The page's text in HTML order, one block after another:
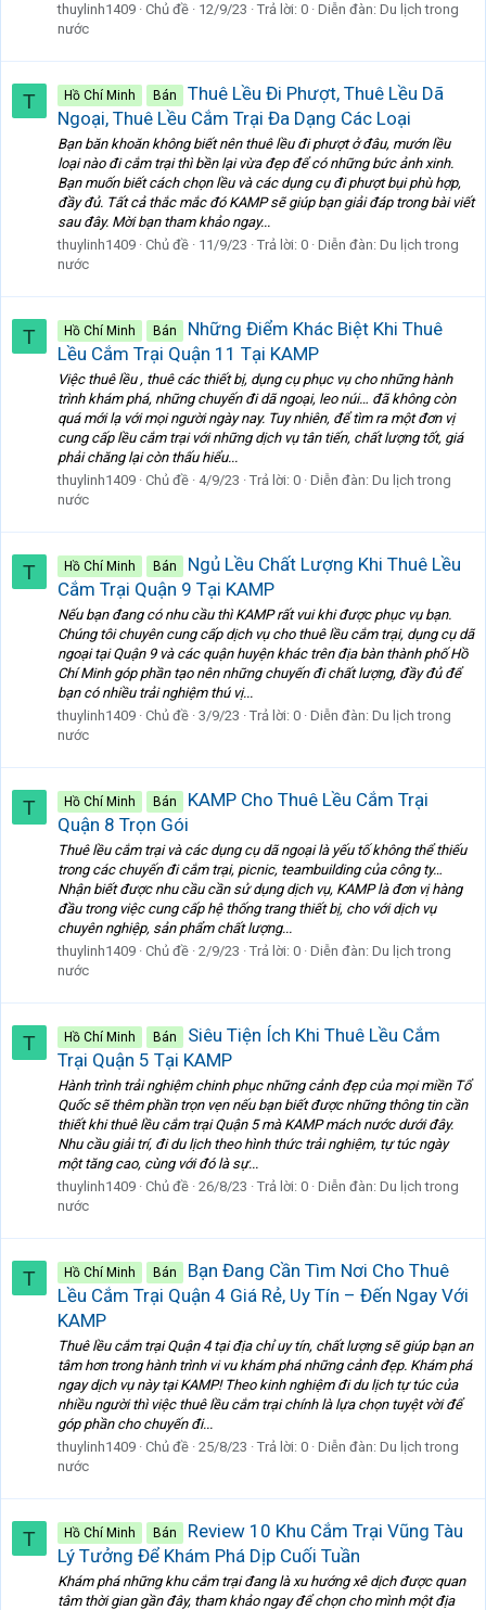
thuylinh1409 Chủ đề 12/9/23 Trả lời: 0 Diễn đàn: Du lịch trong
nước
T Hồ Chí Minh Bán
Thuê Lều Đi Phượt, Thuê Lều Dã
Ngoại, Thuê Lều Cắm Trại Đa Dạng Các Loại
Bạn băn khoăn không biết nên thuê lều đi phượt ở đâu, mướn lều
loại nào đi cắm trại thì bền lại vừa đẹp để có những bức ảnh xinh.
Bạn muốn biết cách chọn lều và các dụng cụ đi phượt bụi phù hợp,
đầy đủ. Tất cả thắc mắc đó KAMP sẽ giúp bạn giải đáp trong bài viết
sau đây. Mời bạn tham khảo ngay...
thuylinh1409 Chủ đề 11/9/23 Trả lời: 0 Diễn đàn: Du lịch trong
nước
T Hồ Chí Minh Bán
Những Điểm Khác Biệt Khi Thuê
Lều Cắm Trại Quận 11 Tại KAMP
Việc thuê lều , thuê các thiết bị, dụng cụ phục vụ cho những hành
trình khám phá, những chuyến đi dã ngoại, leo núi… đã không còn
quá mới lạ với mọi người ngày nay. Tuy nhiên, để tìm ra một đơn vị
cung cấp lều cắm trại với những dịch vụ tân tiến, chất lượng tốt, giá
phải chăng lại còn thấu hiểu...
thuylinh1409 Chủ đề 4/9/23 Trả lời: 0 Diễn đàn: Du lịch trong
nước
T Hồ Chí Minh Bán
Ngủ Lều Chất Lượng Khi Thuê Lều
Cắm Trại Quận 9 Tại KAMP
Nếu bạn đang có nhu cầu thì KAMP rất vui khi được phục vụ bạn.
Chúng tôi chuyên cung cấp dịch vụ cho thuê lều cắm trại, dụng cụ dã
ngoại tại Quận 9 và các quận huyện khác trên địa bàn thành phố Hồ
Chí Minh góp phần tạo nên những chuyến đi chất lượng, đầy đủ để
bạn có nhiều trải nghiệm thú vị...
thuylinh1409 Chủ đề 3/9/23 Trả lời: 0 Diễn đàn: Du lịch trong
nước
T Hồ Chí Minh Bán
KAMP Cho Thuê Lều Cắm Trại
Quận 8 Trọn Gói
Thuê lều cắm trại và các dụng cụ dã ngoại là yếu tố không thể thiếu
trong các chuyến đi cắm trại, picnic, teambuilding của công ty…
Nhận biết được nhu cầu cần sử dụng dịch vụ, KAMP là đơn vị hàng
đầu trong việc cung cấp hệ thống trang thiết bị, cho với dịch vụ
chuyên nghiệp, sản phẩm chất lượng...
thuylinh1409 Chủ đề 2/9/23 Trả lời: 0 Diễn đàn: Du lịch trong
nước
T Hồ Chí Minh Bán
Siêu Tiện Ích Khi Thuê Lều Cắm
Trại Quận 5 Tại KAMP
Hành trình trải nghiệm chinh phục những cảnh đẹp của mọi miền Tổ
Quốc sẽ thêm phần trọn vẹn nếu bạn biết được những thông tin cần
thiết khi thuê lều cắm trại Quận 5 mà KAMP mách nước dưới đây.
Nhu cầu giải trí, đi du lịch theo hình thức trải nghiệm, tự túc ngày
một tăng cao, cùng với đó là sự...
thuylinh1409 Chủ đề 26/8/23 Trả lời: 0 Diễn đàn: Du lịch trong
nước
T Hồ Chí Minh Bán
Bạn Đang Cần Tìm Nơi Cho Thuê
Lều Cắm Trại Quận 4 Giá Rẻ, Uy Tín – Đến Ngay Với
KAMP
Thuê lều cắm trại Quận 4 tại địa chỉ uy tín, chất lượng sẽ giúp bạn an
tâm hơn trong hành trình vi vu khám phá những cảnh đẹp. Khám phá
ngay dịch vụ này tại KAMP! Theo kinh nghiệm đi du lịch tự túc của
nhiều người thì việc thuê lều cắm trại chính là lựa chọn tuyệt vời để
góp phần cho chuyến đi...
thuylinh1409 Chủ đề 25/8/23 Trả lời: 0 Diễn đàn: Du lịch trong
nước
T Hồ Chí Minh Bán
Review 10 Khu Cắm Trại Vũng Tàu
Lý Tưởng Để Khám Phá Dịp Cuối Tuần
Khám phá những khu cắm trại đang là xu hướng xê dịch được quan
tâm thời gian gần đây, tham khảo ngay để chọn cho mình một địa